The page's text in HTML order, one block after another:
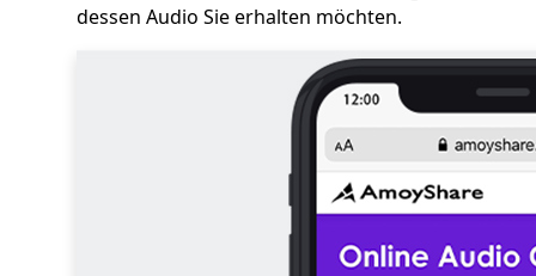
dessen Audio Sie erhalten möchten.